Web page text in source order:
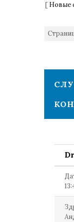
[ Новые